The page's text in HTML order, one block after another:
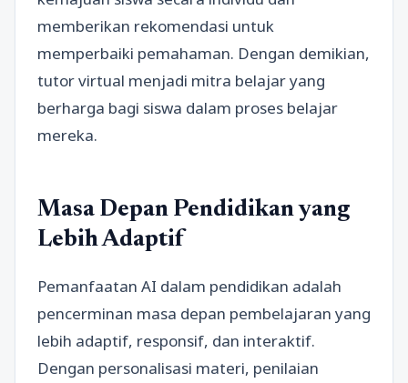
memberikan rekomendasi untuk
memperbaiki pemahaman. Dengan demikian,
tutor virtual menjadi mitra belajar yang
berharga bagi siswa dalam proses belajar
mereka.
Masa Depan Pendidikan yang
Lebih Adaptif
Pemanfaatan AI dalam pendidikan adalah
pencerminan masa depan pembelajaran yang
lebih adaptif, responsif, dan interaktif.
Dengan personalisasi materi, penilaian